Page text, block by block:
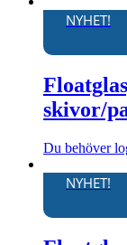
NYHET!
skivor/
Du behöver
har
NYHET!